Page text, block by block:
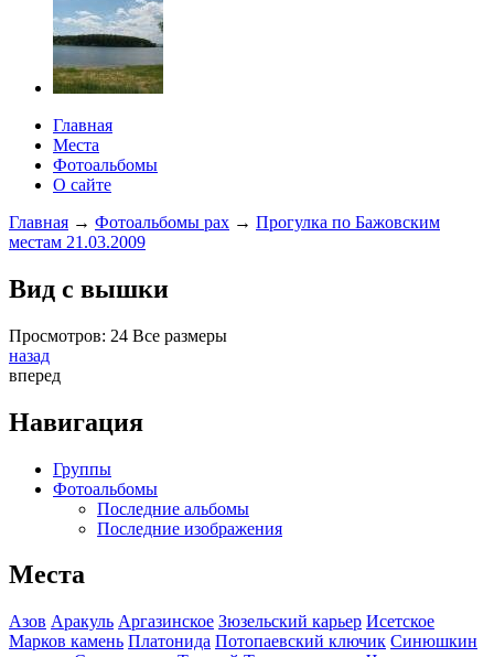
Главная
Места
Фотоальбомы
О сайте
Главная → Фотоальбомы pax → Прогулка по Бажовским
местам 21.03.2009
Вид с вышки
Просмотров: 24 Все размеры
назад
вперед
Навигация
Группы
Фотоальбомы
Последние альбомы
Последние изображения
Места
Азов Аракуль Аргазинское Зюзельский карьер Исетское
Марков камень Платонида Потопаевский ключик Синюшкин